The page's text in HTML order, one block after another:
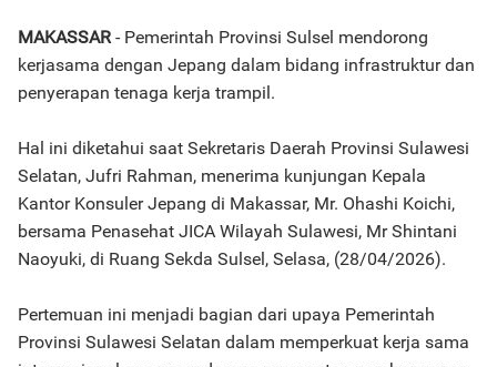
MAKASSAR- Pemerintah Provinsi Sulsel mendorong
kerjasama dengan Jepang dalam bidang infrastruktur dan
penyerapan tenaga kerja trampil.
Hal ini diketahui saat Sekretaris Daerah Provinsi Sulawesi
Selatan, Jufri Rahman, menerima kunjungan Kepala
Kantor Konsuler Jepang di Makassar, Mr. Ohashi Koichi,
bersama Penasehat JICA Wilayah Sulawesi, Mr Shintani
Naoyuki, di Ruang Sekda Sulsel, Selasa, (28/04/2026).
Pertemuan ini menjadi bagian dari upaya Pemerintah
Provinsi Sulawesi Selatan dalam memperkuat kerja sama